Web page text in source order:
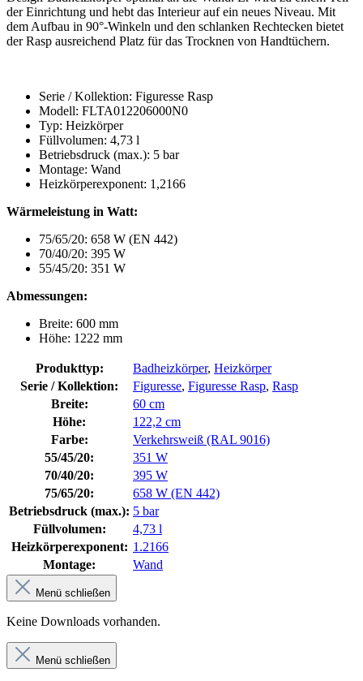
der Einrichtung und hebt das Interieur auf ein neues Niveau. Mit
dem Aufbau in 90°-Winkeln und den schlanken Rechtecken bietet
der Rasp ausreichend Platz für das Trocknen von Handtüchern.
Serie / Kollektion: Figuresse Rasp
Modell: FLTA012206000N0
Typ: Heizkörper
Füllvolumen: 4,73 l
Betriebsdruck (max.): 5 bar
Montage: Wand
Heizkörperexponent: 1,2166
Wärmeleistung in Watt:
75/65/20: 658 W (EN 442)
70/40/20: 395 W
55/45/20: 351 W
Abmessungen:
Breite: 600 mm
Höhe: 1222 mm
Produkttyp: Badheizkörper, Heizkörper
Serie / Kollektion:
Figuresse, Figuresse Rasp, Rasp
Breite:
60 cm
Höhe:
122,2 cm
Farbe:
Verkehrsweiß (RAL 9016)
55/45/20:
351 W
70/40/20:
395 W
75/65/20:
658 W (EN 442)
Betriebsdruck (max.): 5 bar
Füllvolumen:
4,73 l
Heizkörperexponent: 1.2166
Montage:
Wand
Menü schließen
Keine Downloads vorhanden.
Menü schließen